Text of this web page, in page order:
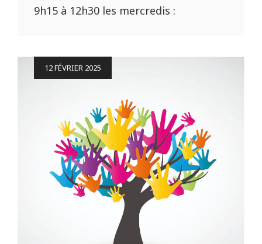
9h15 à 12h30 les mercredis :
12 FÉVRIER 2025